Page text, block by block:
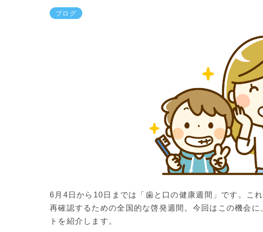
ブログ
6月4日から10日までは「歯と口の健康週間」です。こ
再確認するための全国的な啓発週間。今回はこの機会
トを紹介します。